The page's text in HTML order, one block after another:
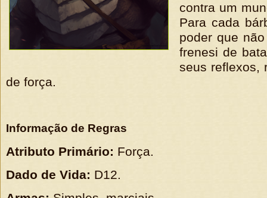
contra um
Para cada
poder que
frenesi de
seus reflexos,
de força.
Informação de Regras
Atributo Primário: Força.
Dado de Vida: D12.